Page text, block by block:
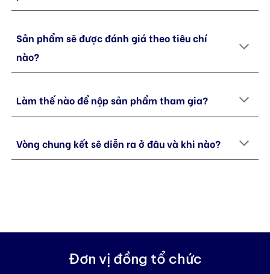
Sản phẩm sẽ được đánh giá theo tiêu chí
nào?
Làm thế nào để nộp sản phẩm tham gia?
Vòng chung kết sẽ diễn ra ở đâu và khi nào?
Đơn vị đồng tổ chức